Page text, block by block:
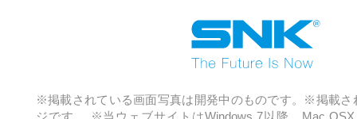
※掲載されている画面写真は開発中のものです。※掲載さ